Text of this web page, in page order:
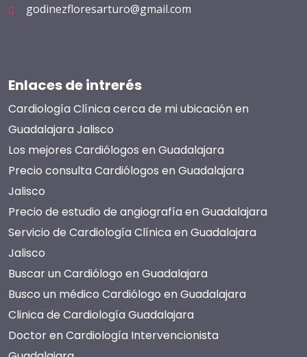
godinezfloresarturo@gmail.com
Enlaces de intrerés
Cardiología Clínica cerca de mi ubicación en
Guadalajara Jalisco
Los mejores Cardiólogos en Guadalajara
Precio consulta Cardiólogos en Guadalajara
Jalisco
Precio de estudio de angiografía en Guadalajara
Servicio de Cardiología Clínica en Guadalajara
Jalisco
Buscar un Cardiólogo en Guadalajara
Busco un médico Cardiólogo en Guadalajara
Clinica de Cardiología Guadalajara
Doctor en Cardiología Intervencionista